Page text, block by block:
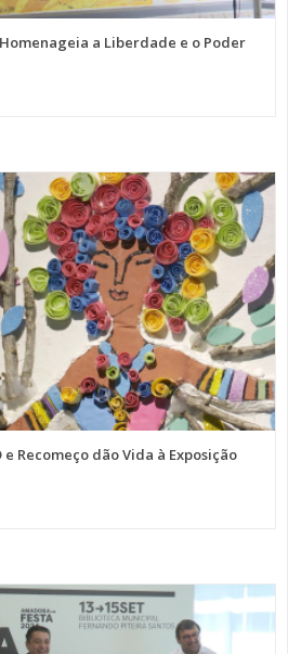
a Liberdade e o Poder
Recomeço dão Vida à Exposição